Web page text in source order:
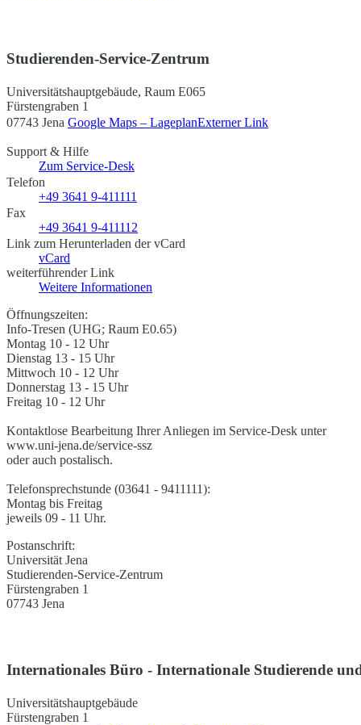
Studierenden-Service-Zentrum
Universitätshauptgebäude, Raum E065
Fürstengraben 1
07743 Jena Google Maps – LageplanExterner Link
Support & Hilfe
Zum Service-Desk
Telefon
+49 3641 9-411111
Fax
+49 3641 9-411112
Link zum Herunterladen der vCard
vCard
weiterführender Link
Weitere Informationen
Öffnungszeiten:
Info-Tresen (UHG; Raum E0.65)
Montag 10 - 12 Uhr
Dienstag 13 - 15 Uhr
Mittwoch 10 - 12 Uhr
Donnerstag 13 - 15 Uhr
Freitag 10 - 12 Uhr
Kontaktlose Bearbeitung Ihrer Anliegen im Service-Desk unter
www.uni-jena.de/service-ssz
oder auch postalisch.
Telefonsprechstunde (03641 - 9411111):
Montag bis Freitag
jeweils 09 - 11 Uhr.
Postanschrift:
Universität Jena
Studierenden-Service-Zentrum
Fürstengraben 1
07743 Jena
Internationales Büro - Internationale Studierende
Universitätshauptgebäude
Fürstengraben 1